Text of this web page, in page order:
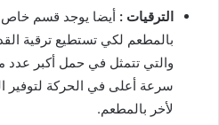
الترقيات : أيضا يوجد قسم خاص
بالمطعم لكي تستطيع ترقية
والتي تتمثل في حمل أكبر عدد
سرعة أعلى في الحركة لتوفير
لأخر بالمطعم.